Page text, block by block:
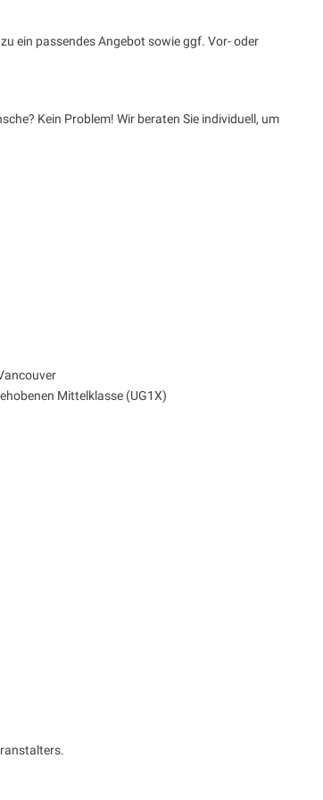
ein passendes Angebot sowie ggf. Vor- oder
Kein Problem! Wir beraten Sie individuell, um
Mittelklasse (UG1X)